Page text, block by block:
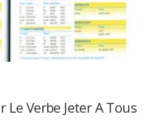
Verbe Jeter A Tous